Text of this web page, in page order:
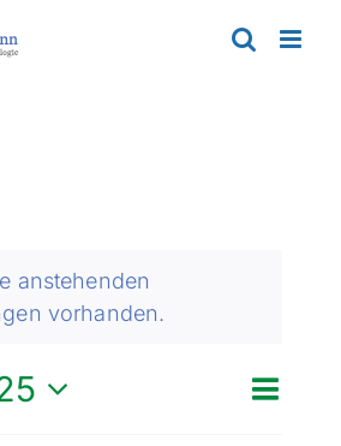
anstehenden
vorhanden.
Suche
Tag